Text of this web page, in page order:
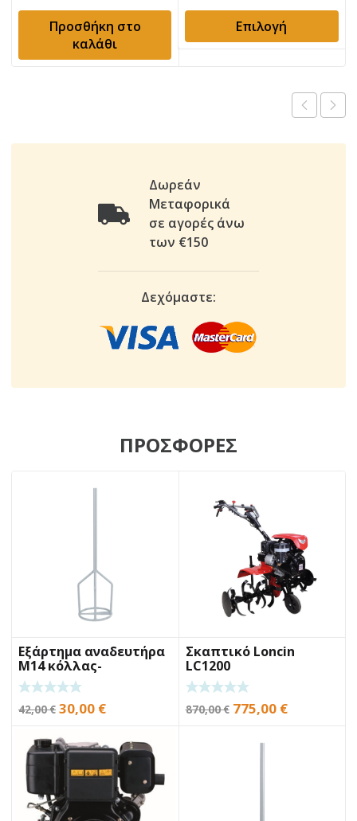
Προσθήκη στο
καλάθι
Επιλογή
Δωρεάν
Μεταφορικά
σε αγορές άνω
των €150
Δεχόμαστε:
ΠΡΟΣΦΟΡΕΣ
Εξάρτημα αναδευτήρα
Μ14 κόλλας-
αρμόστοκου BENMAN
KR120M
42,00€ Original
was:
42,00 €.
30,00 €Η
τιμή
είναι:
30,00 €.
Σκαπτικό Loncin
LC1200
870,00€ Original
was:
775,00 €Η